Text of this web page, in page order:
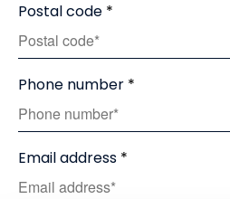
Postal code
Phone number
Email address